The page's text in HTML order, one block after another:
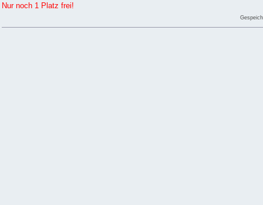
Nur noch 1 Platz frei!